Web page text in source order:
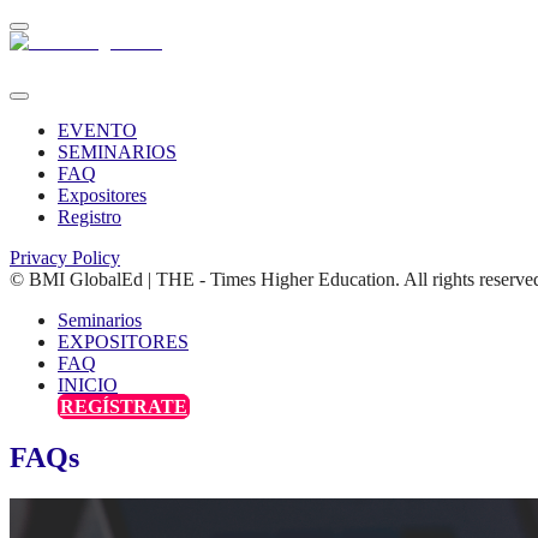
EVENTO
SEMINARIOS
FAQ
Expositores
Registro
Privacy Policy
© BMI GlobalEd | THE - Times Higher Education. All rights
Seminarios
EXPOSITORES
FAQ
INICIO
REGÍSTRATE
FAQs